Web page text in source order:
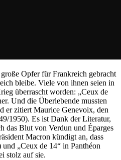
Opfer für Frankreich gebracht
bleibe. Viele von ihnen seien in
überrascht worden: „Ceux de
Und die Überlebende mussten
er zitiert Maurice Genevoix, den
1950). Es ist Dank der Literatur,
das Blut von Verdun und Éparges
Macron kündigt an, dass
„Ceux de 14“ in Panthéon
stolz auf sie.